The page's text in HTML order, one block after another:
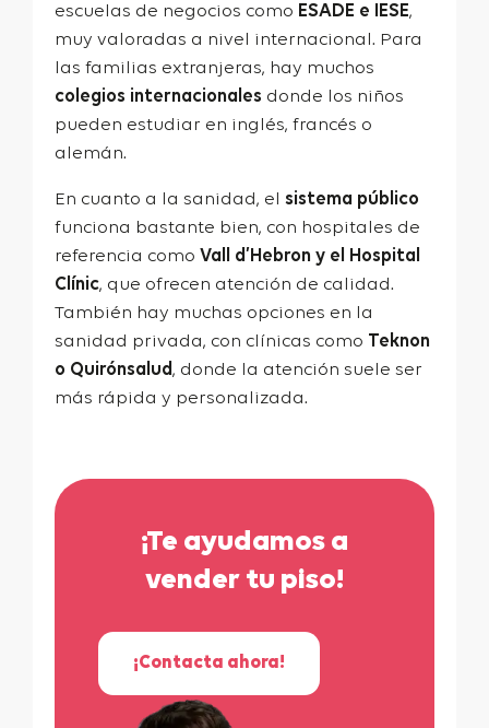
escuelas de negocios como ESADE e IESE,
muy valoradas a nivel internacional. Para
las familias extranjeras, hay muchos
colegios internacionales donde los niños
pueden estudiar en inglés, francés o
alemán.
En cuanto a la sanidad, el sistema público
funciona bastante bien, con hospitales de
referencia como Vall d’Hebron y el Hospital
Clínic, que ofrecen atención de calidad.
También hay muchas opciones en la
sanidad privada, con clínicas como Teknon
o Quirónsalud, donde la atención suele ser
más rápida y personalizada.
¡Te ayudamos a
vender tu piso!
¡Contacta ahora!